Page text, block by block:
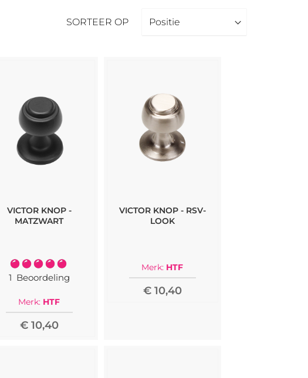
SORTEER OP
VICTOR KNOP -
MATZWART
Waardering:
100%
1 Beoordeling
Merk: HTF
€ 10,40
VICTOR KNOP - RSV-
LOOK
Merk: HTF
€ 10,40